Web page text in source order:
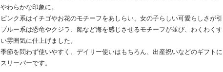
やわらかな印象に。
ピンク系はイチゴやお花のモチーフをあしらい、女の子らしい可愛らしさが引
ブルー系は恐竜やクジラ、船など海を感じさせるモチーフが並び、わくわく
い雰囲気に仕上げました。
季節を問わず使いやすく、デイリー使いはもちろん、出産祝いなどのギフト
スリーパーです。